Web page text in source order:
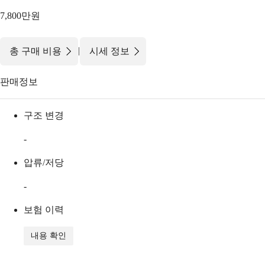
7,800만원
총 구매 비용 | 시세 정보
판매정보
구조 변경
-
압류/저당
-
보험 이력
내용 확인